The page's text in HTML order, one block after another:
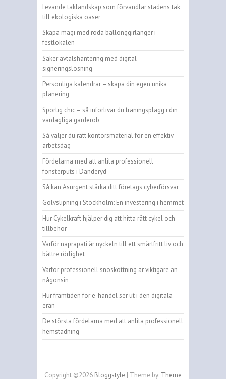
Levande taklandskap som förvandlar stadens tak
till ekologiska oaser
Skapa magi med röda ballonggirlanger i
festlokalen
Säker avtalshantering med digital
signeringslösning
Personliga kalendrar – skapa din egen unika
planering
Sportig chic – så införlivar du träningsplagg i din
vardagliga garderob
Så väljer du rätt kontorsmaterial för en effektiv
arbetsdag
Fördelarna med att anlita professionell
fönsterputs i Danderyd
Så kan Asurgent stärka ditt företags cyberförsvar
Golvslipning i Stockholm: En investering i hemmet
Hur Cykelkraft hjälper dig att hitta rätt cykel och
tillbehör
Varför naprapati är nyckeln till ett smärtfritt liv och
bättre rörlighet
Varför professionell snöskottning är viktigare än
någonsin
Hur framtiden för e-handel ser ut i den digitala
eran
De största fördelarna med att anlita professionell
hemstädning
Copyright ©2026 Bloggstyle | Theme by: Theme